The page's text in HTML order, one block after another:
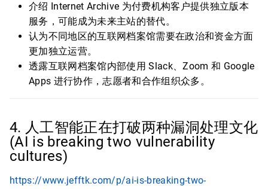
介绍 Internet Archive 为付费机构客户提供独立版本
服务，可能成为未来主站的替代。
认为不同地区的互联网档案馆需要在政治和资金方面
更加独立运营。
透露互联网档案馆内部使用 Slack、Zoom 和 Google
Apps 进行协作，志愿者和合作组织众多。
4. 人工智能正在打破两种漏洞处理文化
(AI is breaking two vulnerability
cultures)
https://www.jefftk.com/p/ai-is-breaking-two-